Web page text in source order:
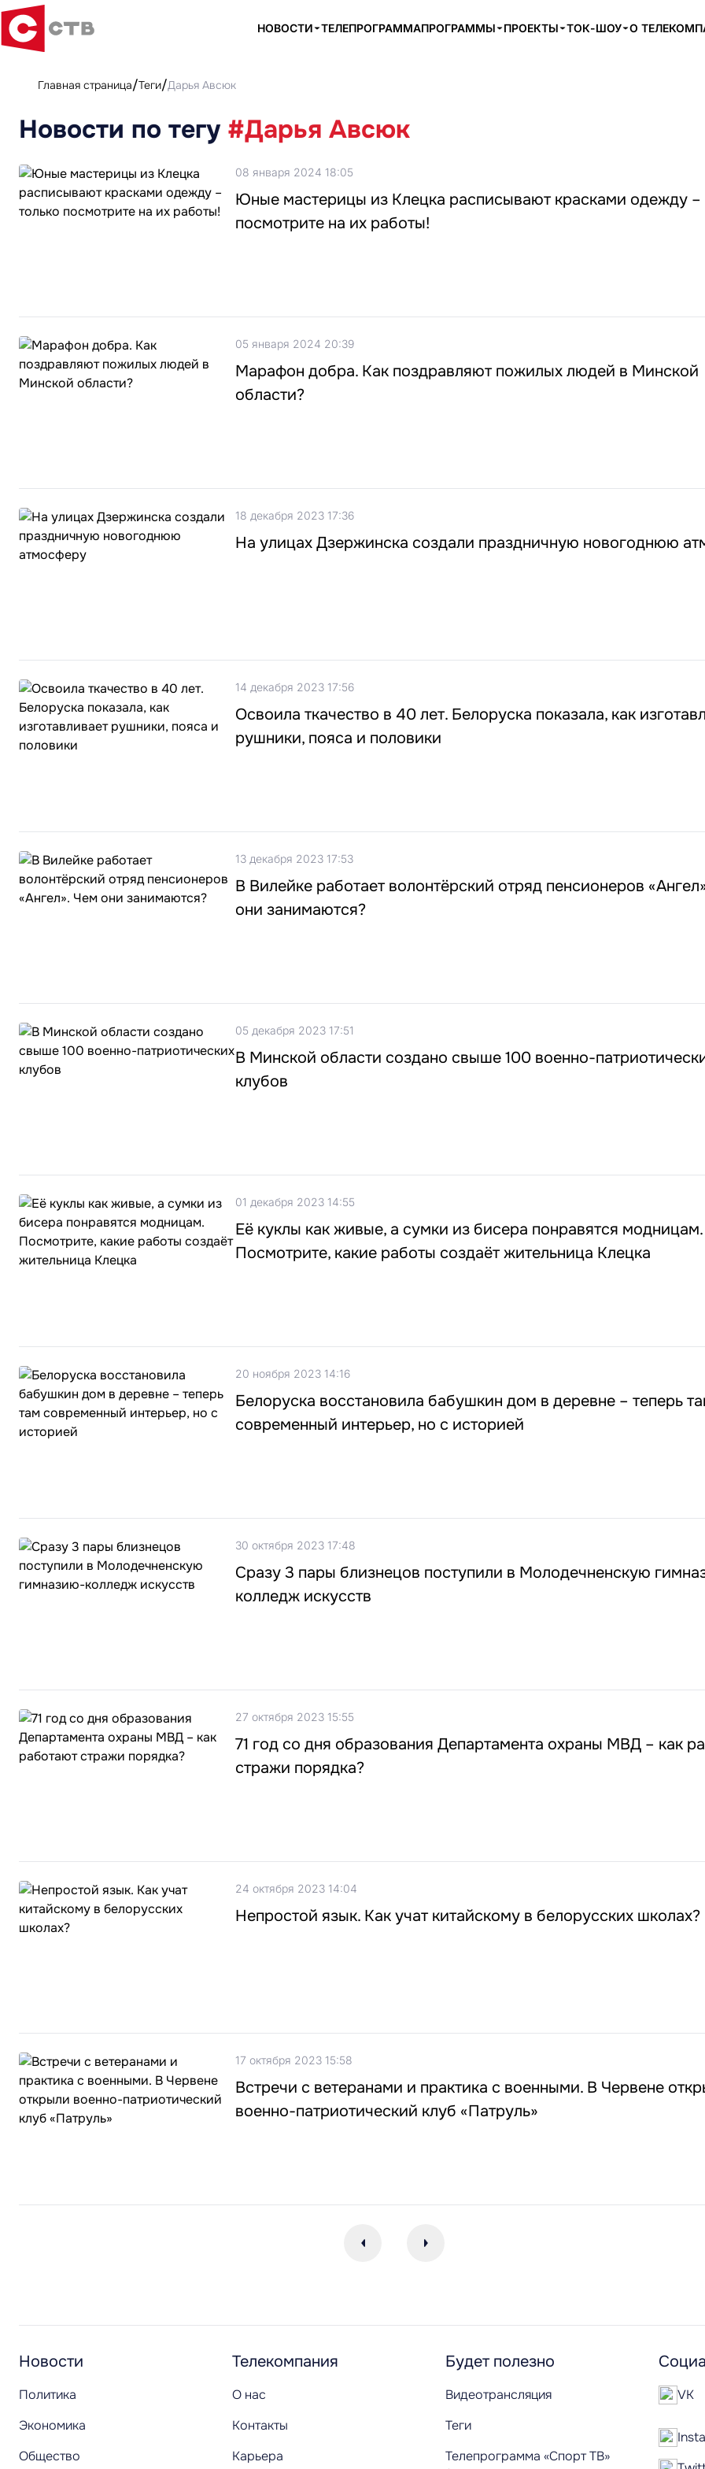
НОВОСТИ ТЕЛЕПРОГРАММАПРОГРАММЫ ПРОЕКТЫ ТОК-ШОУ О
Главная страница Теги Дарья Авсюк
Новости по тегу #Дарья Авсюк
08 января 2024 18:05
Юные мастерицы из Клецка расписывают красками одежду –
посмотрите на их работы!
05 января 2024 20:39
Марафон добра. Как поздравляют пожилых людей в Минской
области?
18 декабря 2023 17:36
На улицах Дзержинска создали праздничную новогоднюю
14 декабря 2023 17:56
Освоила ткачество в 40 лет. Белоруска показала, как
рушники, пояса и половики
13 декабря 2023 17:53
В Вилейке работает волонтёрский отряд пенсионеров
они занимаются?
05 декабря 2023 17:51
В Минской области создано свыше 100 военно-
клубов
01 декабря 2023 14:55
Её куклы как живые, а сумки из бисера понравятся модницам.
Посмотрите, какие работы создаёт жительница Клецка
20 ноября 2023 14:16
Белоруска восстановила бабушкин дом в деревне – теперь
современный интерьер, но с историей
30 октября 2023 17:48
Сразу 3 пары близнецов поступили в Молодечненскую
колледж искусств
27 октября 2023 15:55
71 год со дня образования Департамента охраны МВД – как
стражи порядка?
24 октября 2023 14:04
Непростой язык. Как учат китайскому в белорусских школах?
17 октября 2023 15:58
Встречи с ветеранами и практика с военными. В Червене
военно-патриотический клуб «Патруль»
Новости
Политика
Экономика
Общество
Телекомпания
О нас
Контакты
Карьера
Будет полезно
Видеотрансляция
Теги
Телепрограмма «Спорт ТВ»
VK